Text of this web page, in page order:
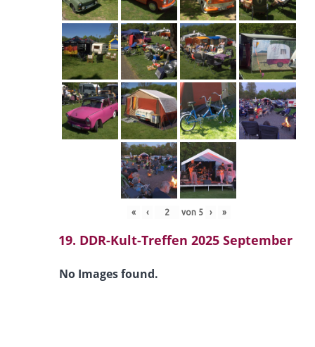
« ‹ von 5 › »
19. DDR-Kult-Treffen 2025 September
No Images found.